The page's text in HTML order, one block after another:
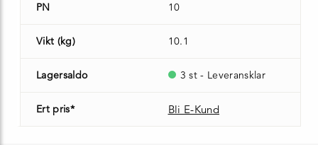
PN 10
Vikt (kg) 10.1
Lagersaldo 3 st - Leveransklar
Ert pris* Bli E-Kund